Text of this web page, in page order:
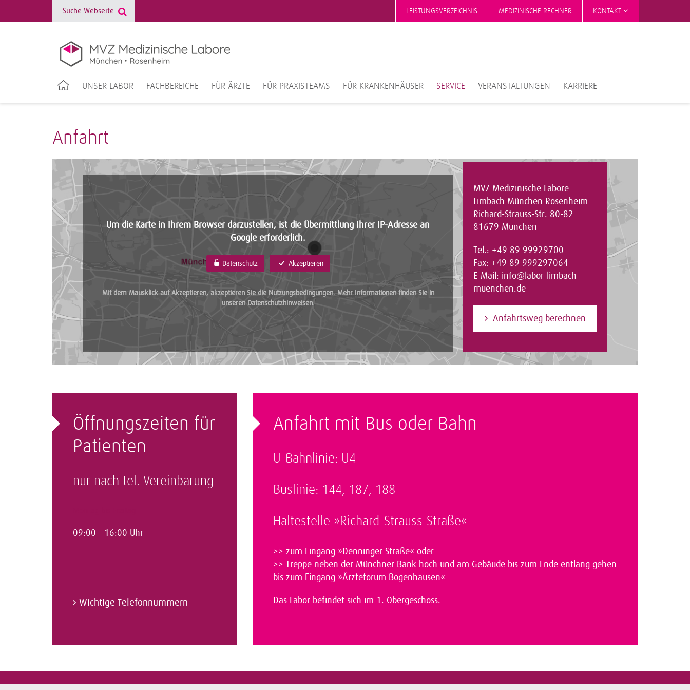
LEISTUNGSVERZEICHNIS MEDIZINISCHE RECHNER KONTAKT
UNSER LABOR FACHBEREICHE FÜR ÄRZTE FÜR PRAXISTEAMS FÜR KRANKENHÄUSER SERVICE VERANSTALTUNGEN KARRIERE
Anfahrt
Um die Karte in Ihrem Browser darzustellen, ist die Übermittlung Ihrer IP-Adresse an
Google erforderlich.
Datenschutz Akzeptieren
Mit dem Mausklick auf Akzeptieren, akzeptieren Sie die Nutzungsbedingungen. Mehr Informationen finden Sie in
unseren Datenschutzhinweisen.
MVZ Medizinische Labore
Limbach München Rosenheim
Richard-Strauss-Str. 80-82
81679 München
Tel.: +49 89 99929700
Fax: +49 89 999297064
E-Mail: info@labor-limbach-
muenchen.de
Anfahrtsweg berechnen
Öffnungszeiten für
Patienten
nur nach tel. Vereinbarung
09:00 - 16:00 Uhr
Wichtige Telefonnummern
Anfahrt mit Bus oder Bahn
U-Bahnlinie: U4
Buslinie: 144, 187, 188
Haltestelle »Richard-Strauss-Straße«
>> zum Eingang »Denninger Straße« oder
>> Treppe neben der Münchner Bank hoch und am Gebäude bis zum Ende entlang gehen
bis zum Eingang »Ärzteforum Bogenhausen«
Das Labor befindet sich im 1. Obergeschoss.